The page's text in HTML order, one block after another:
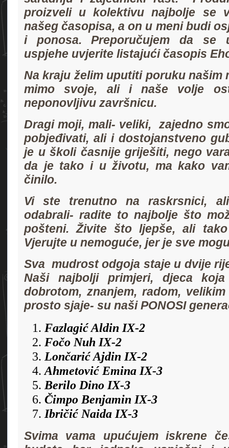
proizveli u kolektivu najbolje se
našeg časopisa, a on u meni budi
i ponosa. Preporučujem da se
uspjehe uvjerite listajući časopis
Na kraju želim uputiti poruku našim
mimo svoje, ali i naše volje
neponovljivu završnicu.
Dragi moji, mali- veliki, zajedno
pobjeđivati, ali i dostojanstveno
je u školi časnije griješiti, nego
da je tako i u životu, ma kako
činilo.
Vi ste trenutno na raskrsnici,
odabrali- radite to najbolje što
pošteni. Živite što ljepše, ali
Vjerujte u nemoguće, jer je sve
Sva mudrost odgoja staje u dvije
Naši najbolji primjeri, djeca
dobrotom, znanjem, radom,
prosto sjaje- su naši PONOSI
Fazlagić Aldin IX-2
Fočo Nuh IX-2
Lončarić Ajdin IX-2
Ahmetović Emina IX-3
Berilo Dino IX-3
Čimpo Benjamin IX-3
Ibričić Naida IX-3
Svima vama upućujem iskrene